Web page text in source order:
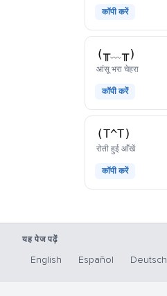
कॉपी करें
(╥﹏╥)
आंसू भरा चेहराकाओमोजी
कॉपी करें
(T^T)
रोती हुई आँखेंकाओमोजी
कॉपी करें
यह पेज पढ़ें
English Español Deutsch